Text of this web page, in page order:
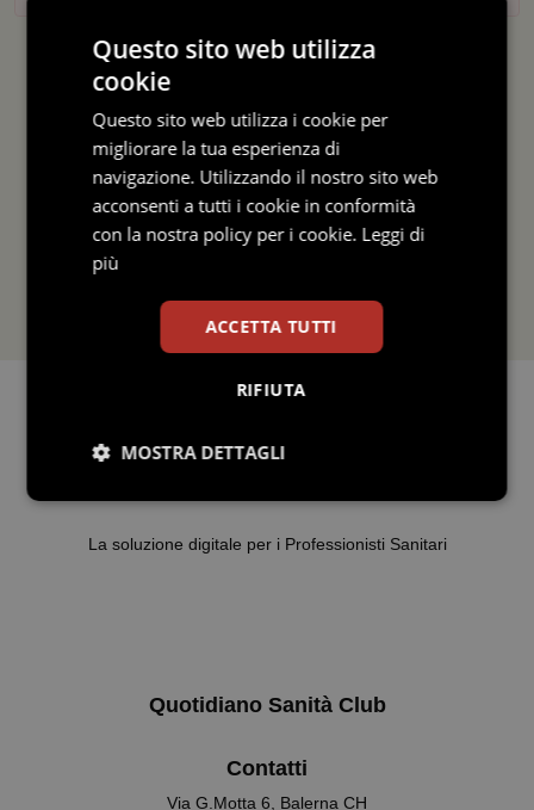
La soluzione digitale per i Professionisti Sanitari
Quotidiano Sanità Club
Contatti
Via G.Motta 6, Balerna CH
Questo sito web utilizza
cookie
Questo sito web utilizza i cookie per
migliorare la tua esperienza di
navigazione. Utilizzando il nostro sito web
acconsenti a tutti i cookie in conformità
con la nostra policy per i cookie. Leggi di
più
ACCETTA TUTTI
RIFIUTA
MOSTRA DETTAGLI
Necessari Statistici Marketing
Statistici
Preferenze